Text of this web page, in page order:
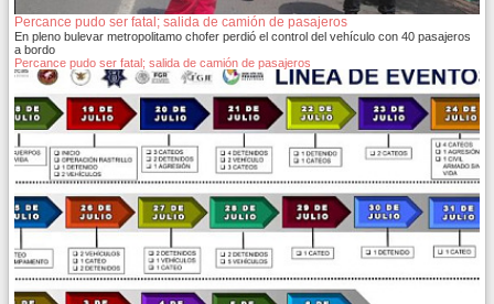
Percance pudo ser fatal; salida de camión de pasajeros
En pleno bulevar metropolitamo chofer perdió el control del vehículo con 40 pasajeros
a bordo
Percance pudo ser fatal; salida de camión de pasajeros